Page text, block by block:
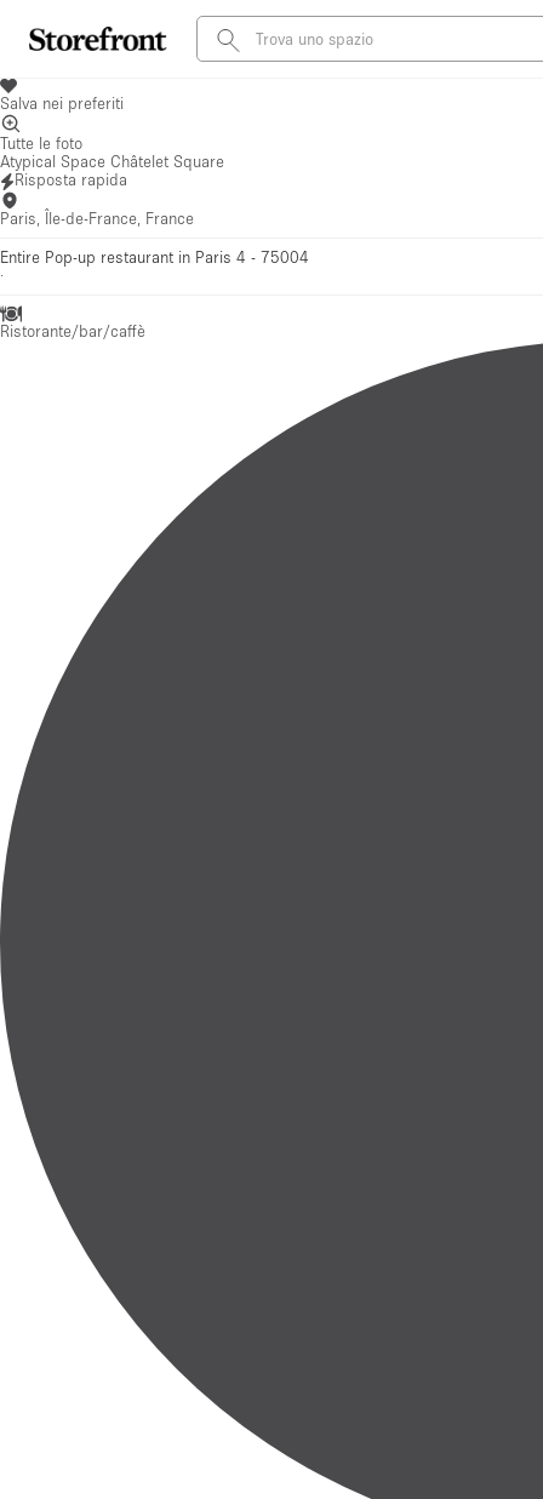
Salva nei preferiti
Tutte le foto
Atypical Space Châtelet Square
Risposta rapida
Paris, Île-de-France, France
Entire Pop-up restaurant in Paris 4 - 75004
·
Ristorante/bar/caffè